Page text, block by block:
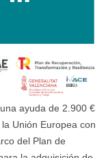
ayuda de 2.900 €
Unión Europea con
del Plan de